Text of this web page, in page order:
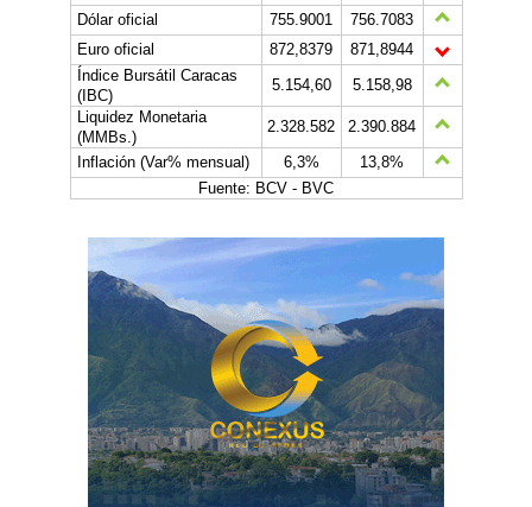
Dólar oficial
755.9001
756.7083
Euro oficial
872,8379
871,8944
Índice Bursátil Caracas
(IBC)
5.154,60
5.158,98
Liquidez Monetaria
(MMBs.)
2.328.582
2.390.884
Inflación (Var% mensual)
6,3%
13,8%
Fuente: BCV - BVC